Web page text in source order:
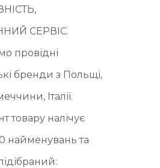
СЕРВІС.
провідні
бренди з Польщі,
Італії.
товару налічує
найменувань та